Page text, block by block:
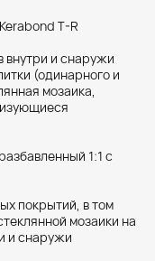
T-R
и снаружи
(одинарного и
мозаика,
1:1 с
покрытий, в том
мозаики на
и снаружи